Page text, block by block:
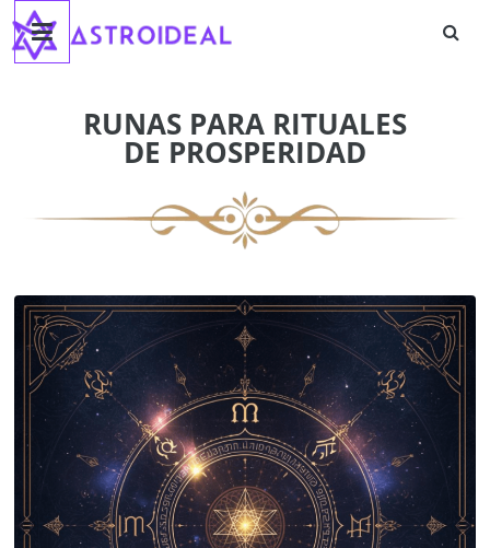
Saltar
contenido
Astroideal
RUNAS PARA RITUALES
DE PROSPERIDAD